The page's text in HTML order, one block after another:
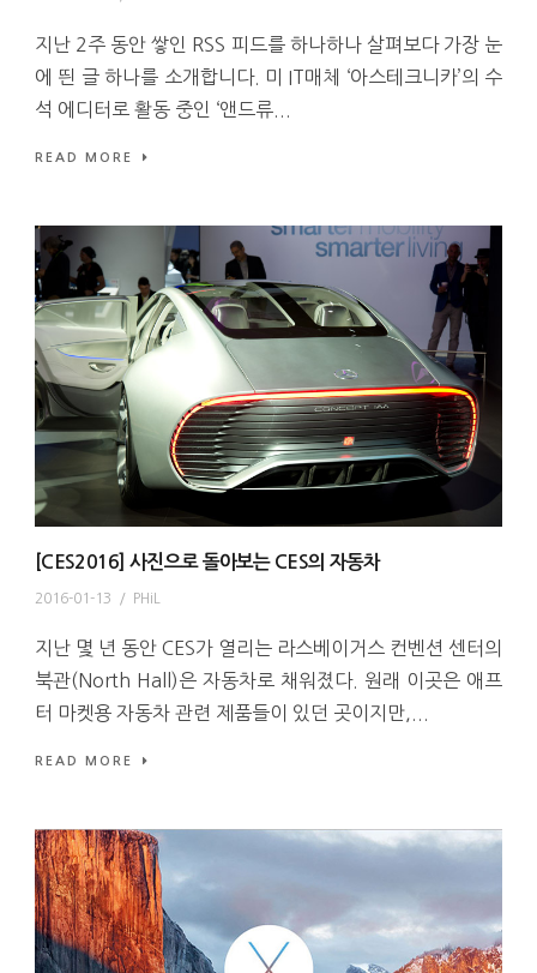
지난 2주 동안 쌓인 RSS 피드를 하나하나 살펴보다 가장 눈
에 띈 글 하나를 소개합니다. 미 IT매체 ‘아스테크니카’의 수
석 에디터로 활동 중인 ‘앤드류...
READ MORE
[CES2016] 사진으로 돌아보는 CES의 자동차
2016-01-13 / PHiL
지난 몇 년 동안 CES가 열리는 라스베이거스 컨벤션 센터의
북관(North Hall)은 자동차로 채워졌다. 원래 이곳은 애프
터 마켓용 자동차 관련 제품들이 있던 곳이지만,...
READ MORE